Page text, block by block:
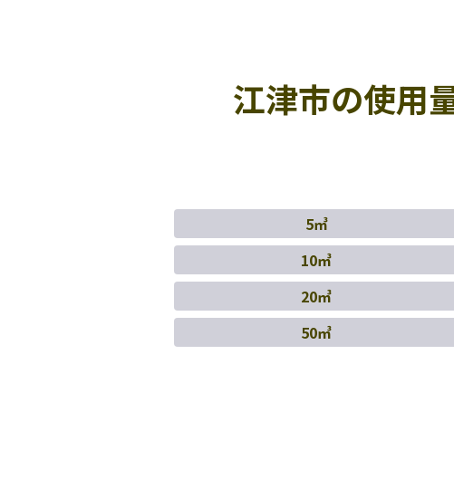
江津市の使用
5㎥
10㎥
20㎥
50㎥